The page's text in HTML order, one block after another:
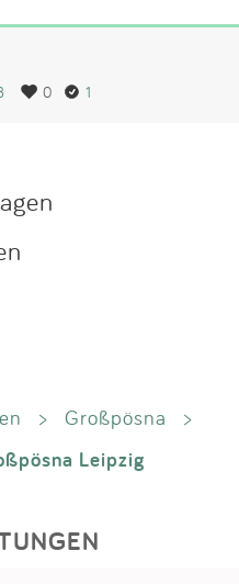
0 1
> Großpösna >
Leipzig